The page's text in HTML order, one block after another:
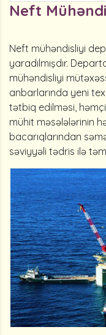
Neft
Neft mühəndisliyi
yaradılmışdır.
mühəndisliyi
anbarlarında yeni
tətbiq edilməsi,
mühit məsələlərinin
bacarıqlarından
səviyyəli tədris ilə